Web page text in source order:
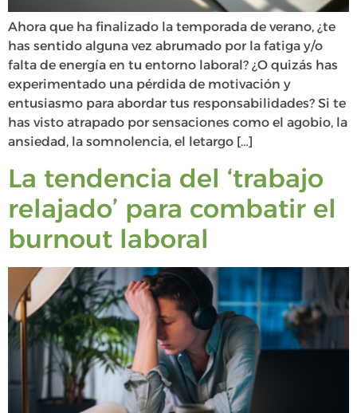
Ahora que ha finalizado la temporada de verano, ¿te
has sentido alguna vez abrumado por la fatiga y/o
falta de energía en tu entorno laboral? ¿O quizás has
experimentado una pérdida de motivación y
entusiasmo para abordar tus responsabilidades? Si te
has visto atrapado por sensaciones como el agobio, la
ansiedad, la somnolencia, el letargo […]
La tendencia del ‘trabajo
relajado’ para combatir el
burnout laboral